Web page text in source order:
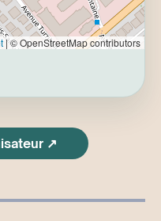
|© OpenStreetMap contributors
↗